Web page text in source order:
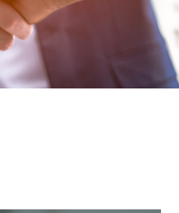
ロード
の方へ